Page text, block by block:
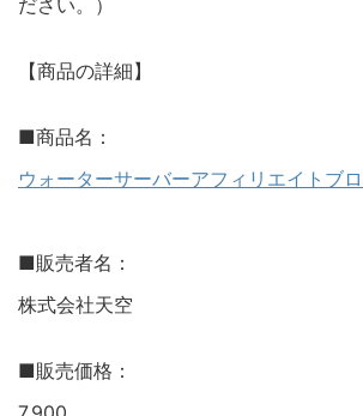
ださい。）
【商品の詳細】
■商品名：
ウォーターサーバーアフィリエイトブ
■販売者名：
株式会社天空
■販売価格：